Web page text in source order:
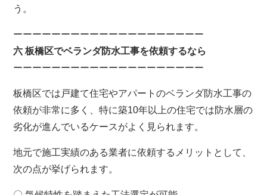
う。
ーーーーーーーーーーーーーーーーーーーー
六 板橋区でベランダ防水工事を依頼するなら
ーーーーーーーーーーーーーーーーーーーー
板橋区では戸建て住宅やアパートのベランダ防水工事の
依頼が非常に多く、特に築10年以上の住宅では防水層の
劣化が進んでいるケースがよく見られます。
地元で施工実績のある業者に依頼するメリットとして、
次の点が挙げられます。